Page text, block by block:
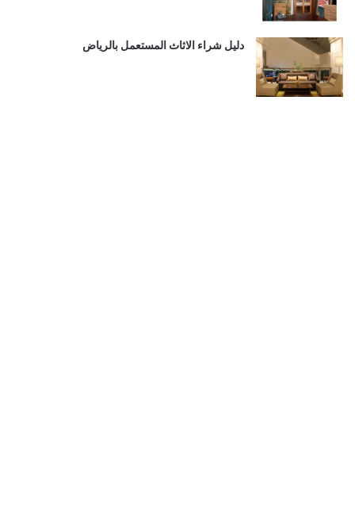
دليل شراء الاثاث المستعمل بالرياض